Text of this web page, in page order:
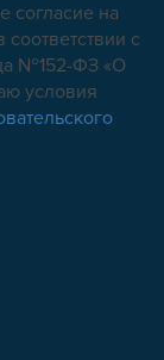
согласие на
с
№152-ФЗ «О
условия